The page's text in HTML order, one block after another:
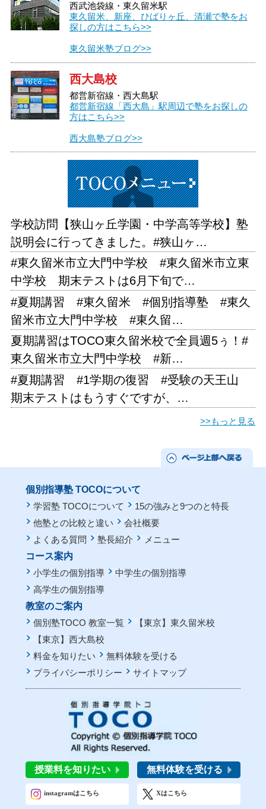
西武池袋線・東久留米駅
東久留米、新座、ひばりヶ丘、清瀬で塾をお
探しの方はこちら>>
東久留米塾ブログ>>
西大島校
都営新宿線・西大島駅
都営新宿線「西大島」駅周辺で塾をお探しの
方はこちら>>
西大島塾ブログ>>
学校訪問【狭山ヶ丘学園・中学高等学校】塾
説明会に行ってきました。#狭山ヶ…
#東久留米市立大門中学校 #東久留米市立東
中学校 期末テストは6月下旬で…
#夏期講習 #東久留米 #個別指導塾 #東久
留米市立大門中学校 #東久留…
夏期講習はTOCO東久留米校で全員週5ぅ！#
東久留米市立大門中学校 #新…
#夏期講習 #1学期の復習 #受験の天王山
期末テストはもうすぐですが、…
>>もっと見る
個別指導塾 TOCOについて
学習塾 TOCOについて
15の強みと9つのと特長
他塾との比較と違い
会社概要
よくある質問
塾長紹介 メニュー
コース案内
小学生の個別指導
中学生の個別指導
高学生の個別指導
教室のご案内
個別塾TOCO 教室一覧
【東京】東久留米校
【東京】西大島校
料金を知りたい
無料体験を受ける
プライバシーポリシー
サイトマップ
授業料を知りたい 無料体験を受ける
instagramはこちら Xはこちら